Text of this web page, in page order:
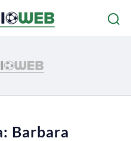
Barbara